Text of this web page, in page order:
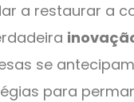
a restaurar a
se
para